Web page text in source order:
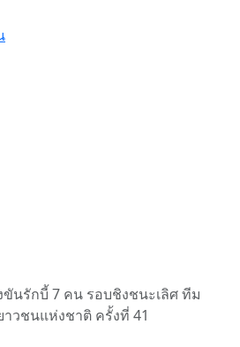
นรักบี้ 7 คน รอบชิงชนะเลิศ ทีม
วชนแห่งชาติ ครั้งที่ 41